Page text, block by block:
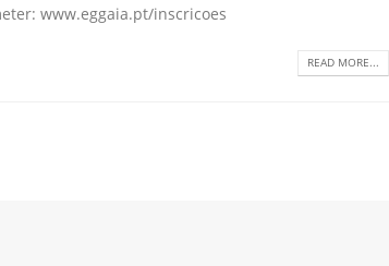
www.eggaia.pt/inscricoes
READ MORE...